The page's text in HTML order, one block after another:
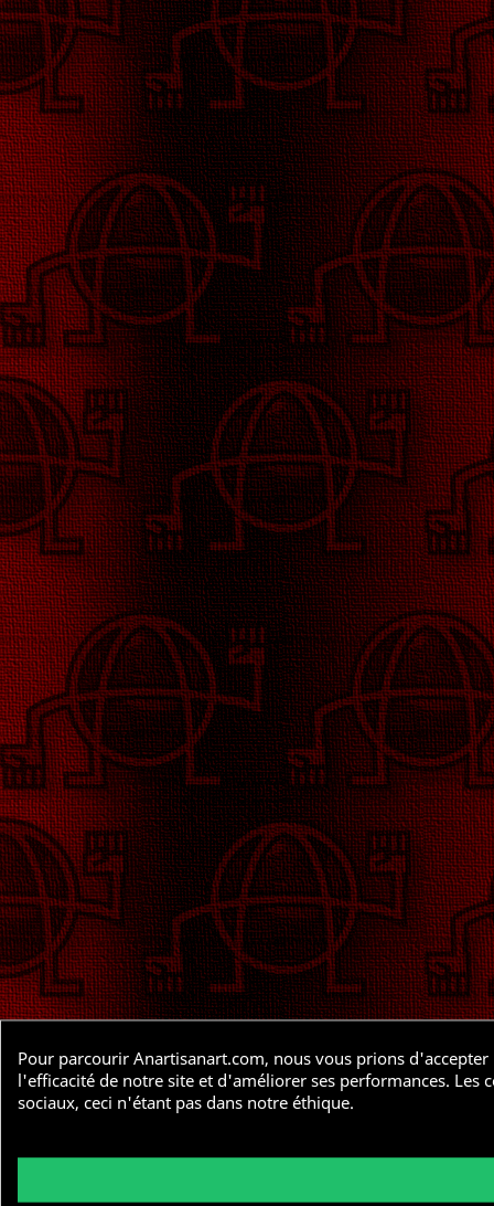
Pour parcourir Anartisanart.com, nous vous prions
l'efficacité de notre site et d'améliorer ses performances. Les
sociaux, ceci n'étant pas dans notre éthique.